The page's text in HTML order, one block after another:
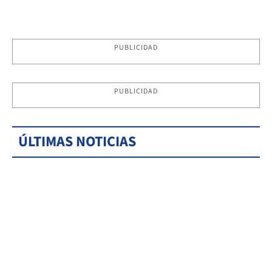
PUBLICIDAD
PUBLICIDAD
ÚLTIMAS NOTICIAS